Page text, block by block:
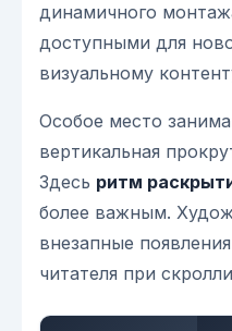
динамичного
доступными для
визуальному
Особое место
вертикальная
Здесь ритм
более важным.
внезапные
читателя при